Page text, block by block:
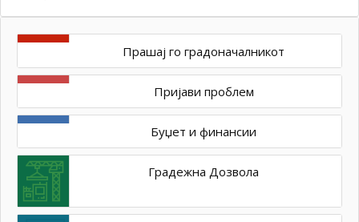
Прашај го градоначалникот
Пријави проблем
Буџет и финансии
Градежна Дозвола